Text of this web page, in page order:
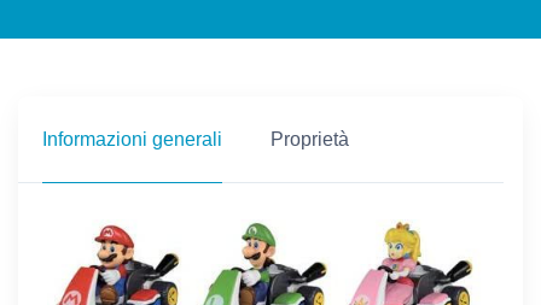
Informazioni generali Proprietà